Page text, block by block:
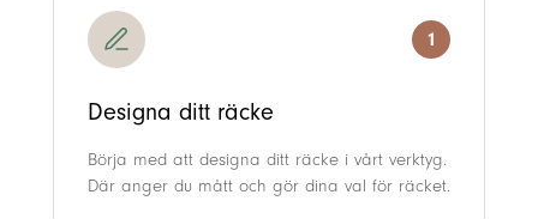
1
Designa ditt räcke
Börja med att designa ditt räcke i vårt verktyg.
Där anger du mått och gör dina val för räcket.